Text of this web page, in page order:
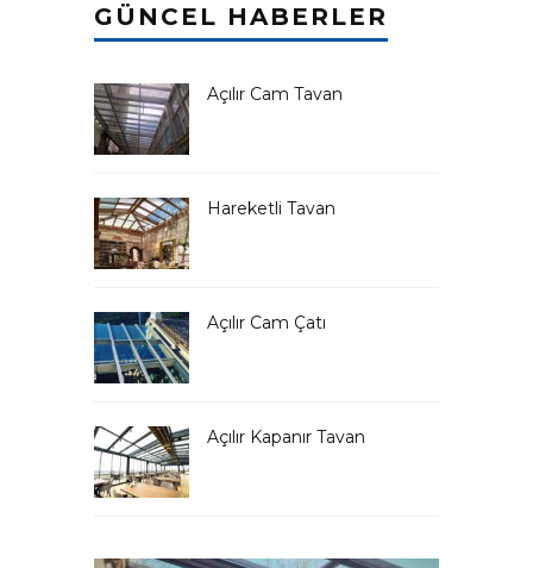
GÜNCEL HABERLER
Açılır Cam Tavan
Hareketli Tavan
Açılır Cam Çatı
Açılır Kapanır Tavan